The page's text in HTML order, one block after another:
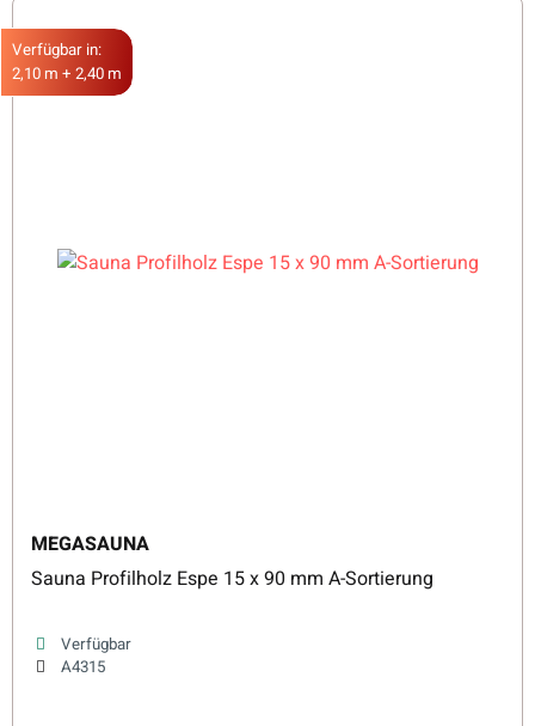
Verfügbar in:
2,10 m + 2,40 m
MEGASAUNA
Sauna Profilholz Espe 15 x 90 mm A-Sortierung
Verfügbar
A4315